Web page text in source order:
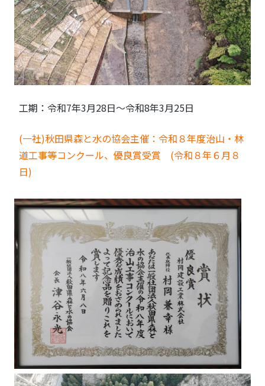
工期：令和7年3月28日～令和8年3月25日
(一社)秋田県森と水の協会主催：令和８年度治山・林
道工事等コンクール、優良賞受賞 (令和８年６月８
日)